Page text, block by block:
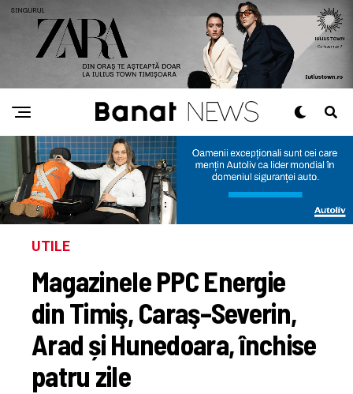
UTILE
Magazinele PPC Energie
din Timiş, Caraş–Severin,
Arad și Hunedoara, închise
patru zile